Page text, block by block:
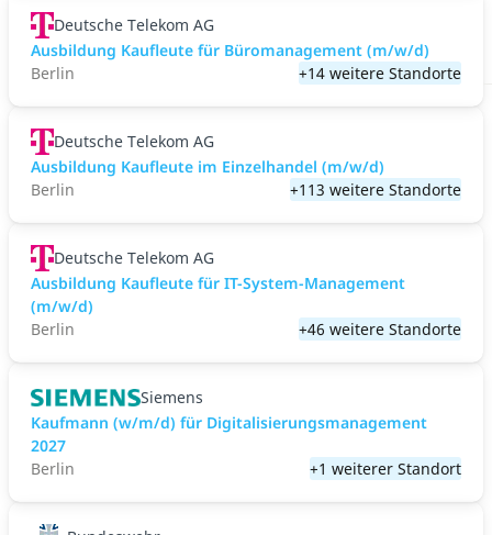
Deutsche Telekom AG
Ausbildung Kaufleute für Büromanagement (m/w/d)
Berlin
+14 weitere Standorte
Deutsche Telekom AG
Ausbildung Kaufleute im Einzelhandel (m/w/d)
Berlin
+113 weitere Standorte
Deutsche Telekom AG
Ausbildung Kaufleute für IT-System-Management
(m/w/d)
Berlin
+46 weitere Standorte
Siemens
Kaufmann (w/m/d) für Digitalisierungsmanagement
2027
Berlin
+1 weiterer Standort